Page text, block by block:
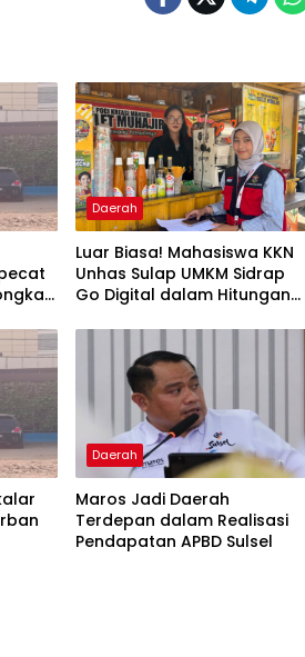
Daerah
Luar Biasa! Mahasiswa KKN
Unhas Sulap UMKM Sidrap
Go Digital dalam Hitungan
Daerah
Maros Jadi Daerah
Terdepan dalam Realisasi
Pendapatan APBD Sulsel